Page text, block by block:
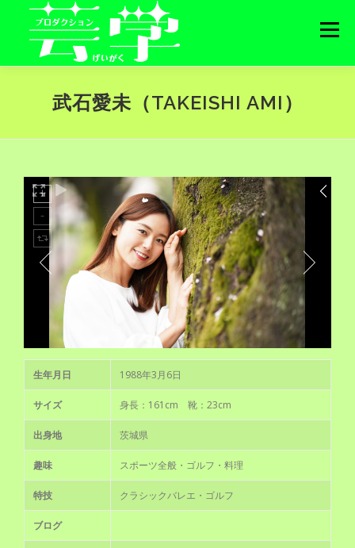
コンテンツへスキップ
メニュー
HOME PROFILE
武石愛未（TAKEISHI AMI）
生年月日 1988年3月6日
サイズ 身長：161cm 靴：23cm
出⾝地 茨城県
趣味 スポーツ全般・ゴルフ・料理
特技 クラシックバレエ・ゴルフ
ブログ